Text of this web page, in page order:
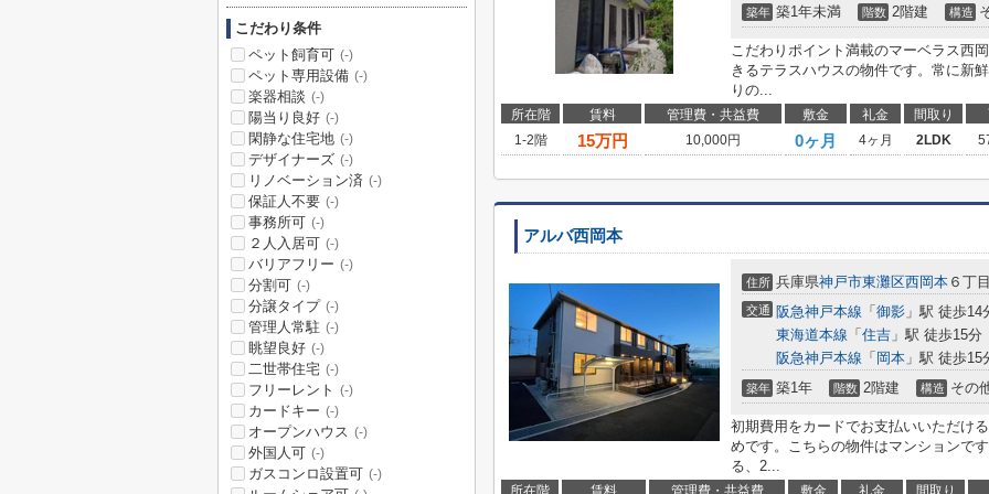
築年 築1年未満 階数 2階建 構造
こだわりポイント満載のマーベラス西
きるテラスハウスの物件です。常に新
りの...
所在階 賃料 管理費・共益費 敷金 礼金 間取り
1-2階
15万円 10,000円 0ヶ月 4ヶ月 2LDK
アルバ西岡本
住所 兵庫県神戸市東灘区西岡本 ６丁
交通 阪急神戸本線 「 御影 」駅 徒歩14
東海道本線 「 住吉 」駅 徒歩15分
阪急神戸本線 「 岡本 」駅 徒歩15
築年 築1年 階数 2階建 構造 その
初期費用をカードでお支払いいただけ
めです。こちらの物件はマンションで
る、2...
所在階 賃料 管理費・共益費 敷金 礼金 間取り
こだわり条件
ペット飼育可 (-)
ペット専用設備 (-)
楽器相談 (-)
陽当り良好 (-)
閑静な住宅地 (-)
デザイナーズ (-)
リノベーション済 (-)
保証人不要 (-)
事務所可 (-)
２人入居可 (-)
バリアフリー (-)
分割可 (-)
分譲タイプ (-)
管理人常駐 (-)
眺望良好 (-)
二世帯住宅 (-)
フリーレント (-)
カードキー (-)
オープンハウス (-)
外国人可 (-)
ガスコンロ設置可 (-)